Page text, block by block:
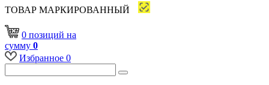
ТОВАР МАРКИРОВАННЫЙ
0 позиций на
сумму 0
Избранное 0